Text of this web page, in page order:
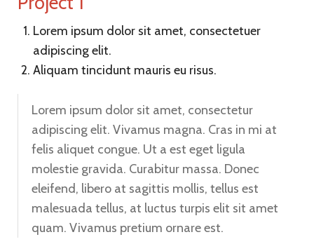
Lorem ipsum dolor sit amet, consectetuer
adipiscing elit.
Aliquam tincidunt mauris eu risus.
Lorem ipsum dolor sit amet, consectetur
adipiscing elit. Vivamus magna. Cras in mi at
felis aliquet congue. Ut a est eget ligula
molestie gravida. Curabitur massa. Donec
eleifend, libero at sagittis mollis, tellus est
malesuada tellus, at luctus turpis elit sit amet
quam. Vivamus pretium ornare est.